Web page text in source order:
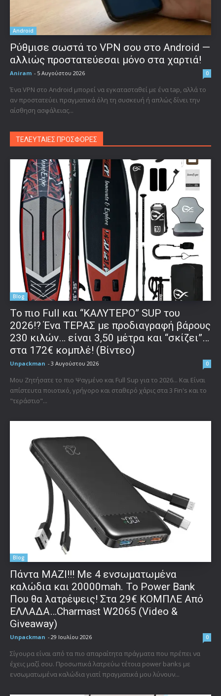
Android
Ρύθμισε σωστά το VPN σου στο Android —
αλλιώς προστατεύεσαι μόνο στα χαρτιά!
Aniram - 5 Αυγούστου 2026 0
Ένα VPN στο Android μπορεί να εγκατασταθεί με ένα tap, αλλά το
αν προστατεύει πραγματικά όλη τη συσκευή ή απλώς δίνει την
αίσθηση ασφάλειας...
ΤΕΛΕΥΤΑΙΕΣ ΠΡΟΣΦΟΡΕΣ
Blog
To πιο Full και “ΚΑΛΥΤΕΡΟ” SUP του
2026!? Ένα ΤΕΡΑΣ με προδιαγραφή βάρους
230 κιλών… είναι 3,50 μέτρα και “σκίζει”…
στα 172€ κομπλέ! (Βίντεο)
Unpackman - 3 Αυγούστου 2026 0
Μου Ζητήσατε το πιο Ψαγμένο και Full Sup για το 2026... Και Είναι
απίστευτα ποιοτικό, γρήγορο και σταθερό χάρις στα 3 Fin's και το
"τεράστιο"...
Blog
Πάντα ΜΑΖΙ!!! Με 4 ενσωματωμένα
καλώδια και 20000mah. Το Power Bank
Που θα λατρέψεις! Στα 29€ ΚΟΜΠΛΕ Από
ΕΛΛΑΔΑ…Charmast W2065 (Video &
Giveaway)
Unpackman - 29 Ιουλίου 2026 0
Σίγουρα είναι από τα πιο απαραίτητα πράγματα που πρέπει να
έχεις μαζί σου. Προσωπικά λατρεύω τέτοια power banks με
ενσωματωμένα καλώδια γιατί πραγματικά μου λύνουν...